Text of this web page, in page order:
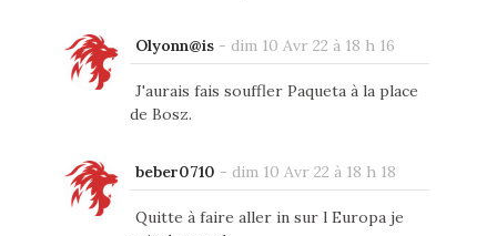
Olyonn@is- dim 10 Avr 22 à 18 h 16
J'aurais fais souffler Paqueta à la place
de Bosz.
beber0710 - dim 10 Avr 22 à 18 h 18
Quitte à faire aller in sur l Europa je